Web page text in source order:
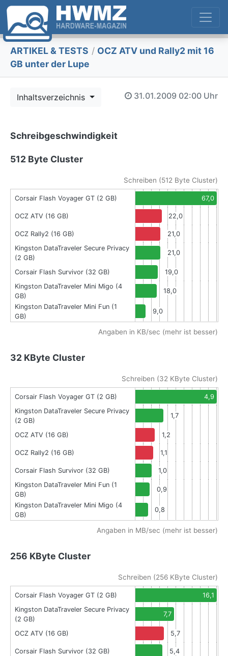
ARTIKEL & TESTS / OCZ ATV und Rally2 mit 16
GB unter der Lupe
Inhaltsverzeichnis 31.01.2009 02:00 Uhr
Schreibgeschwindigkeit
512 Byte Cluster
Schreiben (512 Byte Cluster)
Corsair Flash Voyager GT (2 GB) 67,0
OCZ ATV (16 GB) 22,0
OCZ Rally2 (16 GB)
21,0
Kingston DataTraveler Secure Privacy
(2 GB)
21,0
Corsair Flash Survivor (32 GB)
19,0
Kingston DataTraveler Mini Migo (4
GB)
18,0
Kingston DataTraveler Mini Fun (1
GB)
9,0
Angaben in KB/sec (mehr ist besser)
32 KByte Cluster
Schreiben (32 KByte Cluster)
Corsair Flash Voyager GT (2 GB)
4,9
Kingston DataTraveler Secure Privacy
(2 GB)
1,7
OCZ ATV (16 GB) 1,2
OCZ Rally2 (16 GB) 1,1
Corsair Flash Survivor (32 GB)
1,0
Kingston DataTraveler Mini Fun (1
GB)
0,9
Kingston DataTraveler Mini Migo (4
GB)
0,8
Angaben in MB/sec (mehr ist besser)
256 KByte Cluster
Schreiben (256 KByte Cluster)
Corsair Flash Voyager GT (2 GB)
16,1
Kingston DataTraveler Secure Privacy
(2 GB)
7,7
OCZ ATV (16 GB) 5,7
Corsair Flash Survivor (32 GB) 5,4